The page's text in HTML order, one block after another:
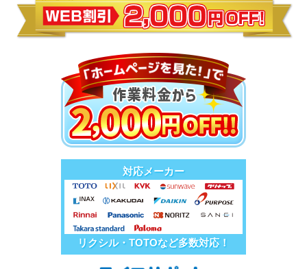
対応メーカー
リクシル・TOTOなど多数対応！